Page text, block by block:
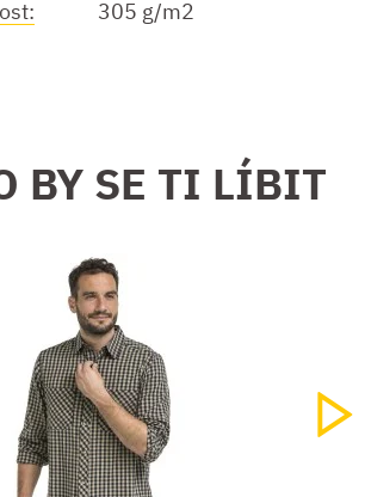
305 g/m2
BY SE TI LÍBIT